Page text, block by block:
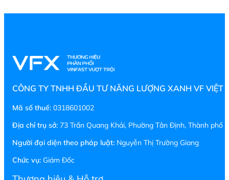
CÔNG TY TNHH ĐẦU TƯ NĂNG LƯỢNG XANH VF VIỆT
Mã số thuế: 0318601002
Địa chỉ trụ sở: 73 Trần Quang Khải, Phường Tân Định, Thành phố
Người đại diện theo pháp luật: Nguyễn Thị Trường Giang
Chức vụ: Giám Đốc